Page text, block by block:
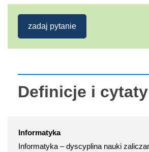
zadaj pytanie
Definicje i cytaty
Informatyka
Informatyka – dyscyplina nauki